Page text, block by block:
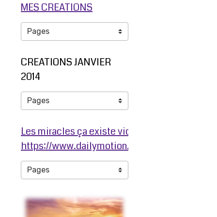
MES CREATIONS
CREATIONS JANVIER
2014
Les miracles ça existe video ma jambe avant
https://www.dailymotion.com/video/